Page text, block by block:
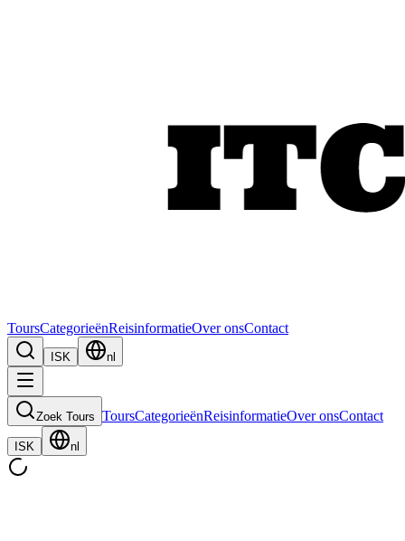
ToursCategorieënReisinformatieOver onsContact
ISK nl
Zoek Tours ToursCategorieënReisinformatieOver onsContact
ISK nl